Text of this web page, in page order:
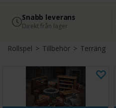
4.8
Läs omdömen på Google
Snabb leverans
Direkt från lager
Rollspel>Tillbehör>Terräng